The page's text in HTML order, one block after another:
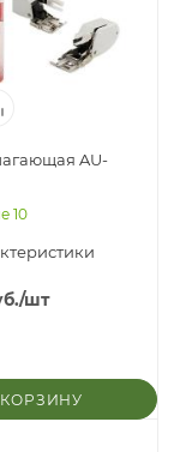
AU-
10
/шт